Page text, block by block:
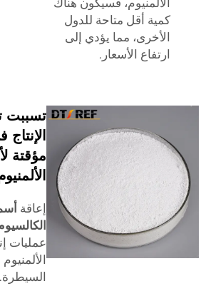
الألمنيوم، فسيكون هناك
كمية أقل متاحة للدول
الأخرى، مما يؤدي إلى
ارتفاع الأسعار.
تسببت
مؤقتة
الألمنيوم
إعاقة
عمليات